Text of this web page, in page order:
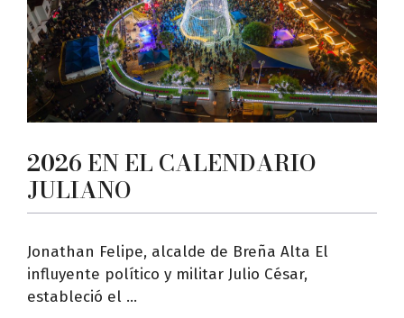
2026 EN EL CALENDARIO
JULIANO
Jonathan Felipe, alcalde de Breña Alta El
influyente político y militar Julio César,
estableció el ...